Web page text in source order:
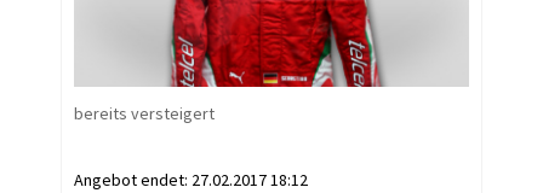
bereits versteigert
Angebot endet: 27.02.2017 18:12